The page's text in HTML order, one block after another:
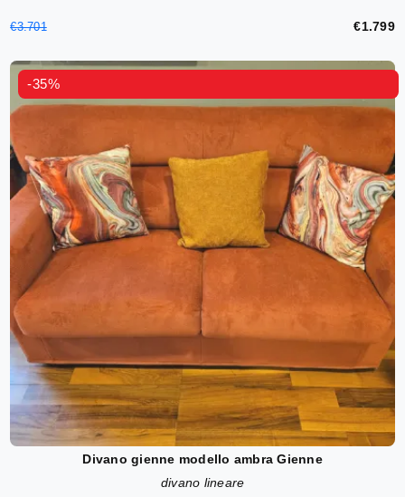
€3.701 €1.799
-35%
Divano gienne modello ambra Gienne
divano lineare